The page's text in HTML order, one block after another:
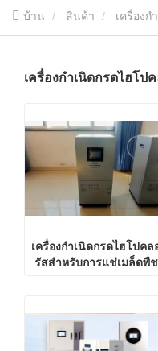
บ้าน สินค้า เครื่องก
เครื่องกําเนิดกรดไฮโป
เครื่องกำเนิดกรดไฮโปคล
รัสสำหรับการแช่เมล็ดพืช